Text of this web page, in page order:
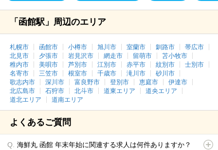
「函館駅」周辺のエリア
札幌市 函館市 小樽市 旭川市 室蘭市 釧路市
帯広市
北見市
夕張市 岩見沢市 網走市 留萌市
苫小牧市
稚内市
美唄市 芦別市 江別市 赤平市 紋別市
士別市
名寄市
三笠市 根室市 千歳市 滝川市
砂川市
歌志内市
深川市 富良野市 登別市 恵庭市
伊達市
北広島市
石狩市 北斗市 道東エリア
道央エリア
道北エリア
道南エリア
よくあるご質問
海鮮丸 函館 年末年始に関連する求人は何件ありますか？